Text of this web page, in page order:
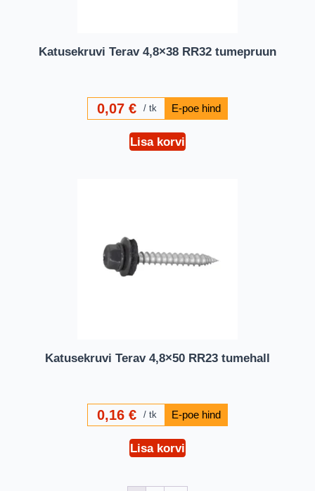
Katusekruvi Terav 4,8×38 RR32 tumepruun
0,07€ tk
Lisa korvi
Katusekruvi Terav 4,8×50 RR23 tumehall
0,16€ tk
Lisa korvi